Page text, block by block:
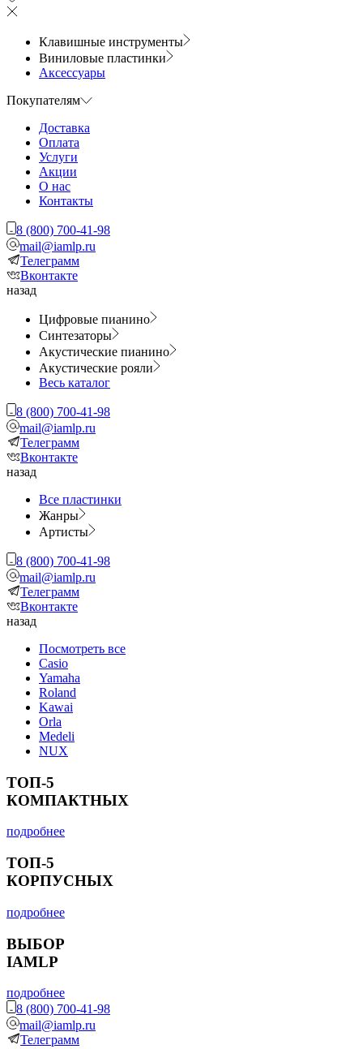
Клавишные инструменты
Виниловые пластинки
Аксессуары
Покупателям
Доставка
Оплата
Услуги
Акции
О нас
Контакты
8 (800) 700-41-98
mail@iamlp.ru
Телеграмм
Вконтакте
назад
Цифровые пианино
Синтезаторы
Акустические пианино
Акустические рояли
Весь каталог
8 (800) 700-41-98
mail@iamlp.ru
Телеграмм
Вконтакте
назад
Все пластинки
Жанры
Артисты
8 (800) 700-41-98
mail@iamlp.ru
Телеграмм
Вконтакте
назад
Посмотреть все
Casio
Yamaha
Roland
Kawai
Orla
Medeli
NUX
ТОП-5
КОМПАКТНЫХ
подробнее
ТОП-5
КОРПУСНЫХ
подробнее
ВЫБОР
IAMLP
подробнее
8 (800) 700-41-98
mail@iamlp.ru
Телеграмм